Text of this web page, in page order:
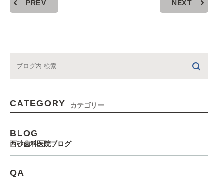
PREV NEXT
CATEGORY カテゴリー
BLOG
西砂歯科医院ブログ
QA